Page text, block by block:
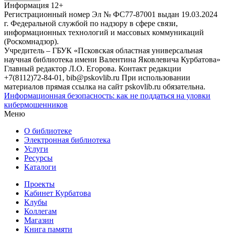
Информация 12+
Регистрационный номер Эл № ФС77-87001 выдан 19.03.2024
г. Федеральной службой по надзору в сфере связи,
информационных технологий и массовых коммуникаций
(Роскомнадзор).
Учредитель – ГБУК «Псковская областная универсальная
научная библиотека имени Валентина Яковлевича Курбатова»
Главный редактор Л.О. Егорова. Контакт редакции
+7(8112)72-84-01, bib@pskovlib.ru При использовании
материалов прямая ссылка на сайт pskovlib.ru обязательна.
Информационная безопасность: как не поддаться на уловки
кибермошенников
Меню
О библиотеке
Электронная библиотека
Услуги
Ресурсы
Каталоги
Проекты
Кабинет Курбатова
Клубы
Коллегам
Магазин
Книга памяти